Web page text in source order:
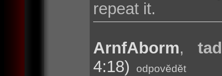
repeat it.
ArnfAborm,
4:18)
odpovědět